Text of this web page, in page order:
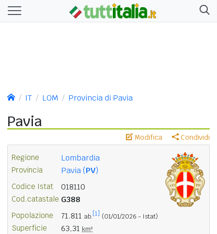
IT LOM Provincia di Pavia
Pavia
Modifica Condividi
Regione Lombardia
Provincia Pavia (PV)
Codice Istat 018110
Cod.catastale G388
Popolazione 71.811 ab. [1] (01/01/2026 - Istat)
Superficie 63,31 km²